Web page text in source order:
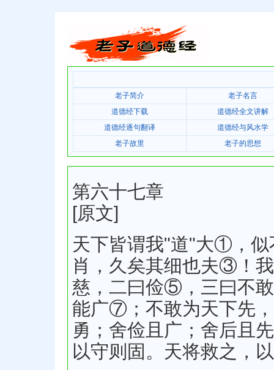
老子简介
老子名言
道德经下载
道德经全文讲解
道德经逐句翻译
道德经与风水学
老子故里
老子的思想
第六十七章
[原文]
天下皆谓我"道"大①，
肖，久矣其细也夫③！
慈，二曰俭⑤，三曰不
能广⑦；不敢为天下先
勇；舍俭且广；舍后且
以守则固。天将救之，